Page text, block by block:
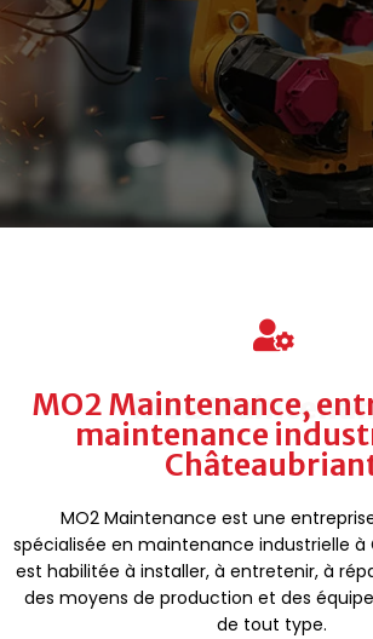
MO2
MO2 Maintenance,
maintenance
MO2 Maintenance est une
spécialisée en maintenance industrielle à
est habilitée à installer, à entretenir, à
des moyens de production et des
de tout type.